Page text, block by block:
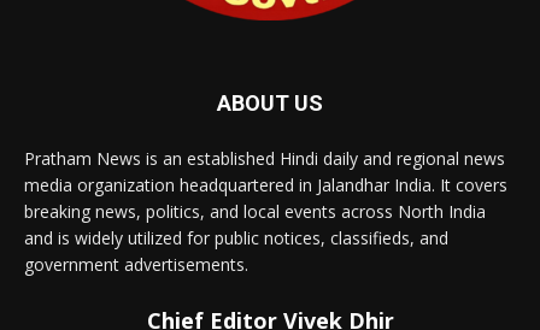
ABOUT US
Pratham News is an established Hindi daily and regional news
media organization headquartered in Jalandhar India. It covers
breaking news, politics, and local events across North India
and is widely utilized for public notices, classifieds, and
government advertisements.
Chief Editor Vivek Dhir